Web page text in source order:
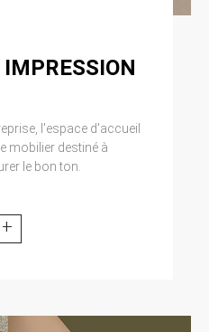
l'espace d'accueil
mobilier destiné à
le bon ton.
+